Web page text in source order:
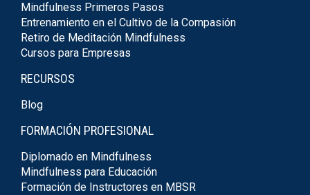
Mindfulness Primeros Pasos
Entrenamiento en el Cultivo de la Compasión
Retiro de Meditación Mindfulness
Cursos para Empresas
RECURSOS
Blog
FORMACIÓN PROFESIONAL
Diplomado en Mindfulness
Mindfulness para Educación
Formación de Instructores en MBSR